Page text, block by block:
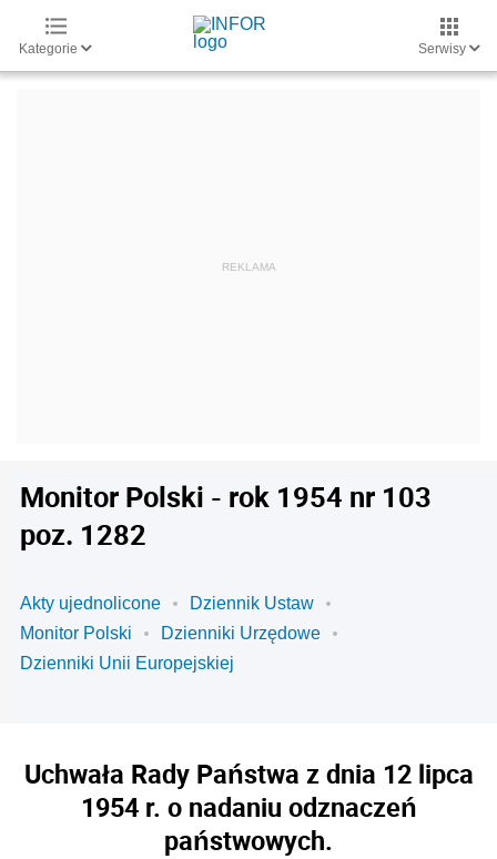
Kategorie Serwisy
Monitor Polski - rok 1954 nr 103
poz. 1282
Akty ujednolicone
Dziennik Ustaw
Monitor Polski
Dzienniki Urzędowe
Dzienniki Unii Europejskiej
Uchwała Rady Państwa z dnia 12 lipca
1954 r. o nadaniu odznaczeń
państwowych.